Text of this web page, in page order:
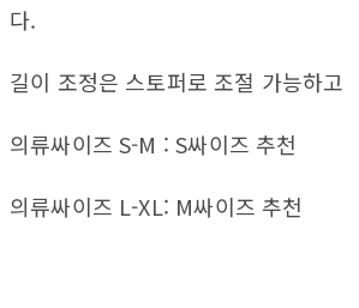
다.
길이 조정은 스토퍼로 조절 가능하고
의류싸이즈 S-M : S싸이즈 추천
의류싸이즈 L-XL: M싸이즈 추천